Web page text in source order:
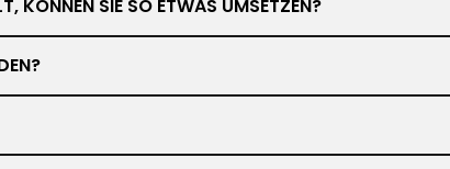
KÖNNEN SIE SO ETWAS UMSETZEN?